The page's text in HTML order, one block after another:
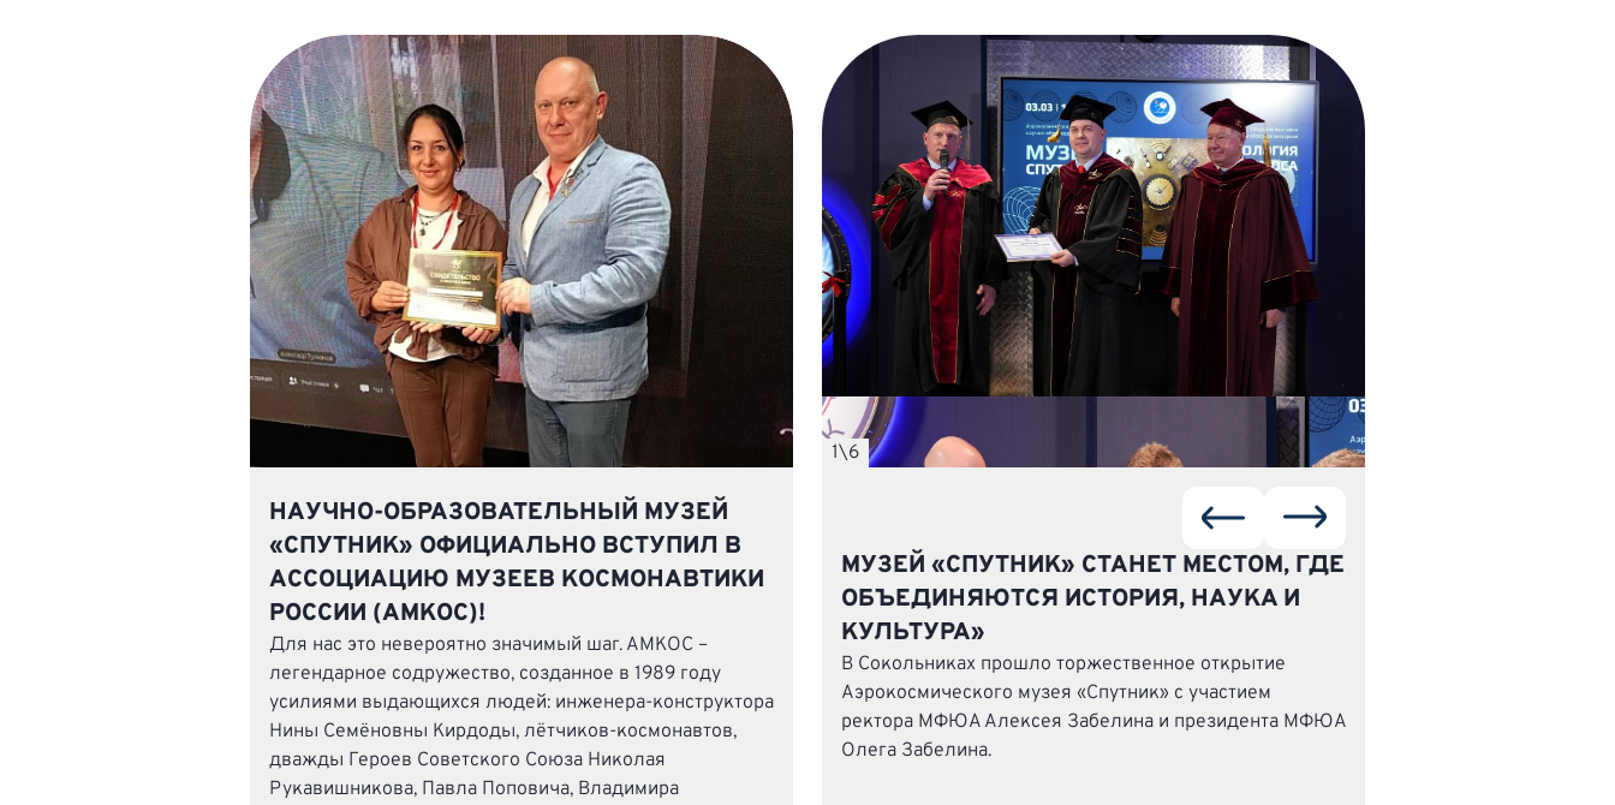
НАУЧНО-ОБРАЗОВАТЕЛЬНЫЙ МУЗЕЙ
«СПУТНИК» ОФИЦИАЛЬНО ВСТУПИЛ В
АССОЦИАЦИЮ МУЗЕЕВ КОСМОНАВТИКИ
РОССИИ (АМКОС)!
Для нас это невероятно значимый шаг. АМКОС –
легендарное содружество, созданное в 1989 году
усилиями выдающихся людей: инженера-конструктора
Нины Семёновны Кирдоды, лётчиков-космонавтов,
дважды Героев Советского Союза Николая
Рукавишникова, Павла Поповича, Владимира
1\6
МУЗЕЙ «СПУТНИК» СТАНЕТ МЕСТОМ, ГДЕ
ОБЪЕДИНЯЮТСЯ ИСТОРИЯ, НАУКА И
КУЛЬТУРА»
В Сокольниках прошло торжественное открытие
Аэрокосмического музея «Спутник» с участием
ректора МФЮА Алексея Забелина и президента МФЮА
Олега Забелина.